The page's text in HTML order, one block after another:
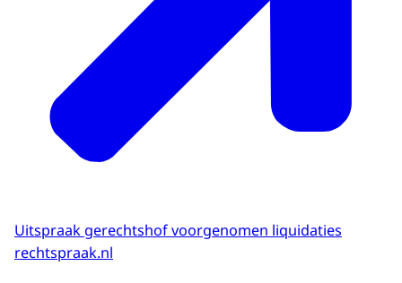
Uitspraak gerechtshof voorgenomen liquidaties
rechtspraak.nl